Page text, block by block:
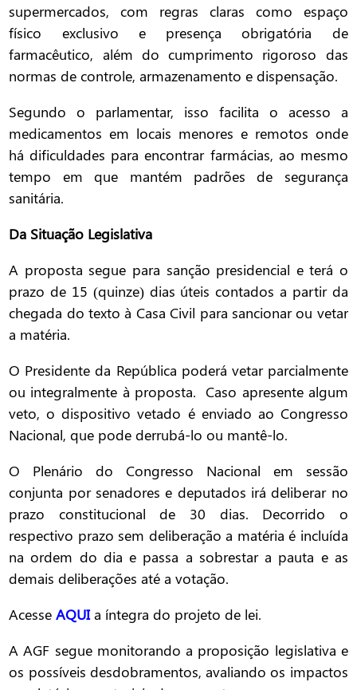
supermercados, com regras claras como espaço
físico exclusivo e presença obrigatória de
farmacêutico, além do cumprimento rigoroso das
normas de controle, armazenamento e dispensação.
Segundo o parlamentar, isso facilita o acesso a
medicamentos em locais menores e remotos onde
há dificuldades para encontrar farmácias, ao mesmo
tempo em que mantém padrões de segurança
sanitária.
Da Situação Legislativa
A proposta segue para sanção presidencial e terá o
prazo de 15 (quinze) dias úteis contados a partir da
chegada do texto à Casa Civil para sancionar ou vetar
a matéria.
O Presidente da República poderá vetar parcialmente
ou integralmente à proposta. Caso apresente algum
veto, o dispositivo vetado é enviado ao Congresso
Nacional, que pode derrubá-lo ou mantê-lo.
O Plenário do Congresso Nacional em sessão
conjunta por senadores e deputados irá deliberar no
prazo constitucional de 30 dias. Decorrido o
respectivo prazo sem deliberação a matéria é incluída
na ordem do dia e passa a sobrestar a pauta e as
demais deliberações até a votação.
AcesseAQUIa íntegra do projeto de lei.
A AGF segue monitorando a proposição legislativa e
os possíveis desdobramentos, avaliando os impactos